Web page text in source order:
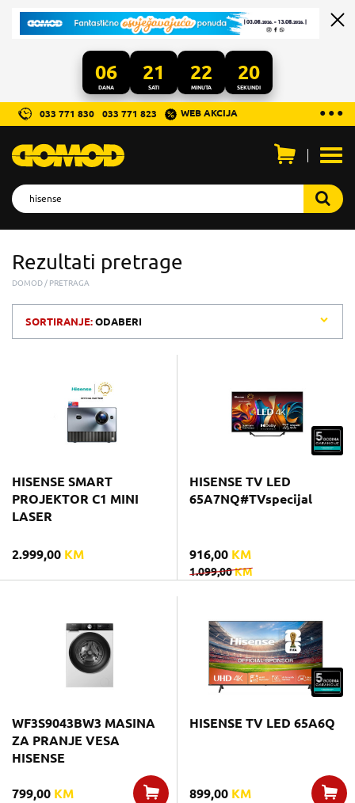
06
DANA
21
SATI
22
MINUTA
20
SEKUNDI
...
● ● ●
033 771 830 033 771 823 WEB AKCIJA
Rezultati pretrage
DOMOD PRETRAGA
SORTIRANJE:ODABERI
HISENSE SMART
PROJEKTOR C1 MINI
LASER
2.999,00 KM
HISENSE TV LED
65A7NQ#TVspecijal
916,00 KM
1.099,00KM
WF3S9043BW3 MASINA
ZA PRANJE VESA
HISENSE
799,00 KM
HISENSE TV LED 65A6Q
899,00 KM